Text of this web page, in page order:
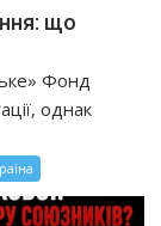
що
Фонд
однак